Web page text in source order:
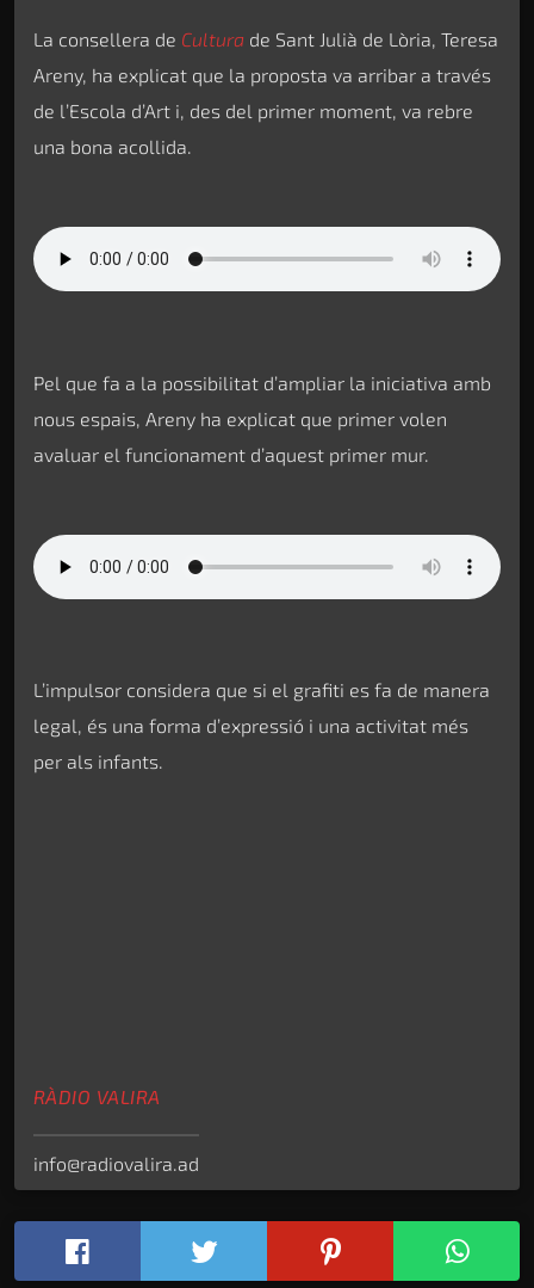
La consellera de Cultura de Sant Julià de Lòria, Teresa
Areny, ha explicat que la proposta va arribar a través
de l’Escola d’Art i, des del primer moment, va rebre
una bona acollida.
Pel que fa a la possibilitat d’ampliar la iniciativa amb
nous espais, Areny ha explicat que primer volen
avaluar el funcionament d’aquest primer mur.
L’impulsor considera que si el grafiti es fa de manera
legal, és una forma d’expressió i una activitat més
per als infants.
RÀDIO VALIRA
info@radiovalira.ad